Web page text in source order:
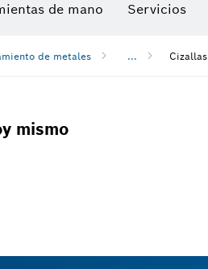
de mano Servicios
de metales ... Cizallas
mismo